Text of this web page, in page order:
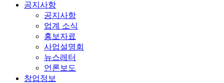
공지사항
공지사항
업계 소식
홍보자료
사업설명회
뉴스레터
언론보도
창업정보